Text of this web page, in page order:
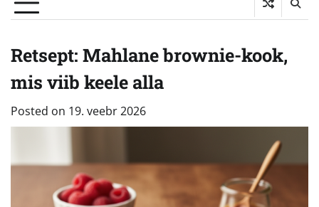
Retsept: Mahlane brownie-kook,
mis viib keele alla
Posted on 19. veebr 2026